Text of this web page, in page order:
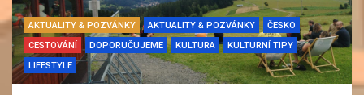
AKTUALITY & POZVÁNKY AKTUALITY & POZVÁNKY
ČESKO
CESTOVÁNÍ
DOPORUČUJEME KULTURA
KULTURNÍ TIPY
LIFESTYLE